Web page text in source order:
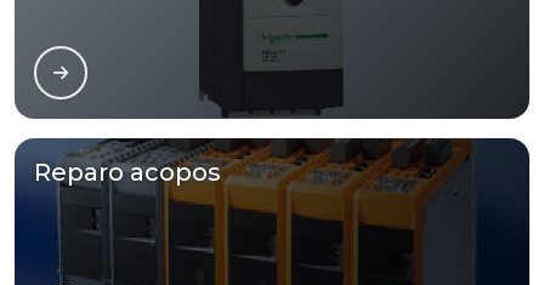
Reparo acopos